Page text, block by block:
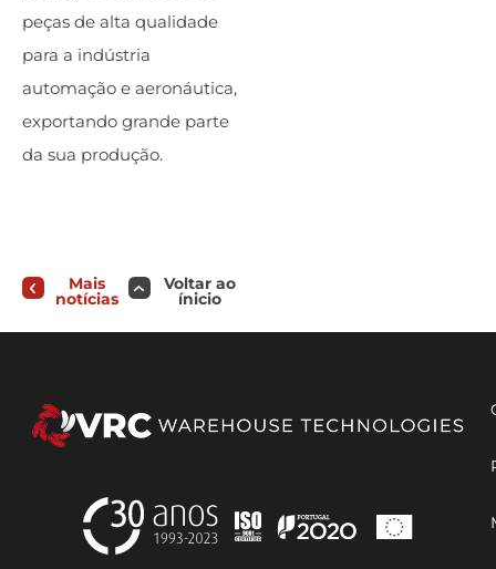
peças de alta qualidade
para a indústria
automação e aeronáutica,
exportando grande parte
da sua produção.
Mais
notícias
Voltar ao
ínicio